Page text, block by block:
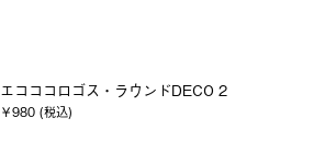
エコココロゴス・ラウンドDECO 2
￥980 (税込)